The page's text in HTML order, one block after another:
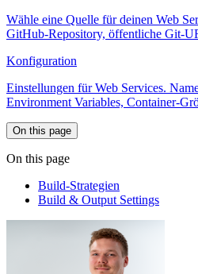
Wähle eine Quelle für deinen Web
GitHub-Repository, öffentliche Git-
Konfiguration
Einstellungen für Web Services.
Environment Variables, Container-
On this page
On this page
Build-Strategien
Build & Output Settings